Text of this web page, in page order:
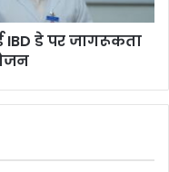
IBD डे पर जागरूकता